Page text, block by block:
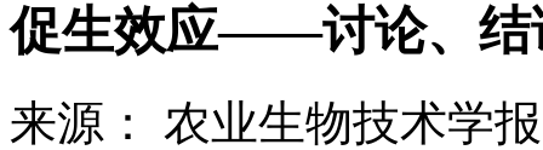
促生效应——讨论、结
来源：
农业生物技术学报